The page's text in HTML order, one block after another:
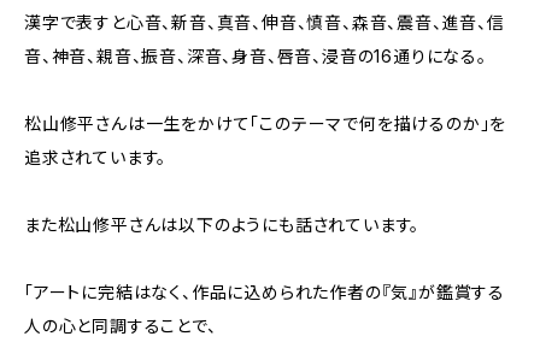
漢字で表すと心音、新音、真音、伸音、慎音、森音、震音、進音、信
音、神音、親音、振音、深音、身音、唇音、浸音の16通りになる。
松山修平さんは一生をかけて「このテーマで何を描けるのか」を
追求されています。
また松山修平さんは以下のようにも話されています。
「アートに完結はなく、作品に込められた作者の『気』が鑑賞する
人の心と同調することで、